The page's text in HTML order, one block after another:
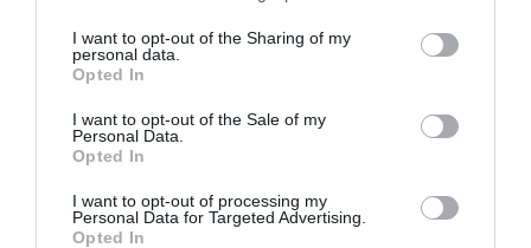
I want to opt-out of the Sharing of my
personal data.
Opted In
I want to opt-out of the Sale of my
Personal Data.
Opted In
I want to opt-out of processing my
Personal Data for Targeted Advertising.
Opted In